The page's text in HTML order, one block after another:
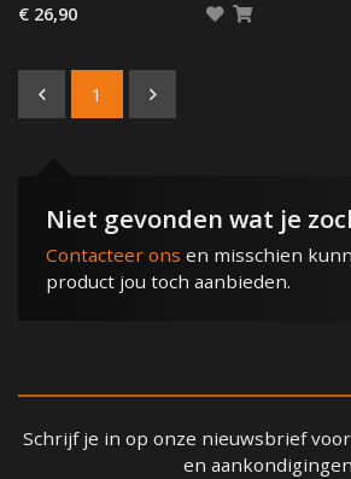
€ 26,90
1
Niet gevonden wat je
Contacteer ons en misschien
product jou toch aanbieden.
Schrijf je in op onze nieuwsbrief
en